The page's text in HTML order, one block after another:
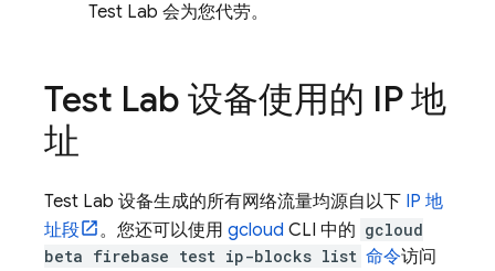
Test Lab 会为您代劳。
Test Lab 设备使用的 IP 地
址
Test Lab 设备生成的所有网络流量均源自以下 IP 地
址段
。您还可以使用 gcloud CLI 中的 gcloud
beta firebase test ip-blocks list 命令访问